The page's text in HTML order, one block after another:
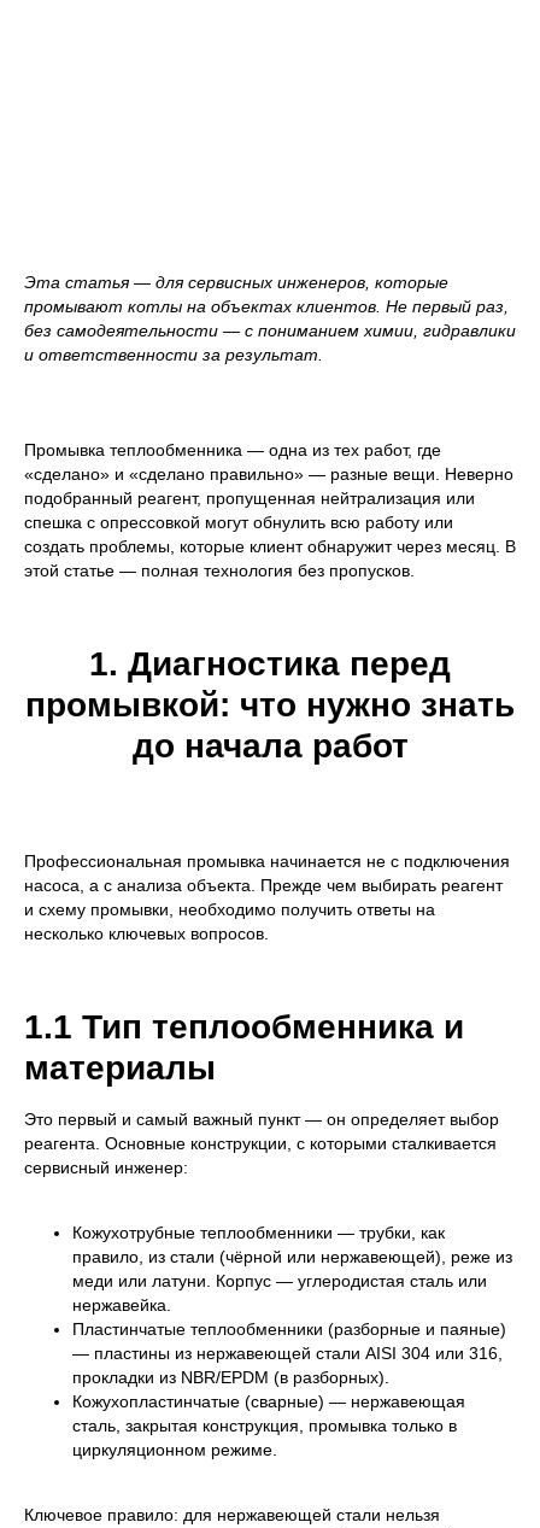
Эта статья — для сервисных инженеров, которые
промывают котлы на объектах клиентов. Не первый раз,
без самодеятельности — с пониманием химии, гидравлики
и ответственности за результат.
Промывка теплообменника — одна из тех работ, где
«сделано» и «сделано правильно» — разные вещи. Неверно
подобранный реагент, пропущенная нейтрализация или
спешка с опрессовкой могут обнулить всю работу или
создать проблемы, которые клиент обнаружит через месяц. В
этой статье — полная технология без пропусков.
1. Диагностика перед
промывкой: что нужно знать
до начала работ
Профессиональная промывка начинается не с подключения
насоса, а с анализа объекта. Прежде чем выбирать реагент
и схему промывки, необходимо получить ответы на
несколько ключевых вопросов.
1.1 Тип теплообменника и
материалы
Это первый и самый важный пункт — он определяет выбор
реагента. Основные конструкции, с которыми сталкивается
сервисный инженер:
Кожухотрубные теплообменники — трубки, как
правило, из стали (чёрной или нержавеющей), реже из
меди или латуни. Корпус — углеродистая сталь или
нержавейка.
Пластинчатые теплообменники (разборные и паяные)
— пластины из нержавеющей стали AISI 304 или 316,
прокладки из NBR/EPDM (в разборных).
Кожухопластинчатые (сварные) — нержавеющая
сталь, закрытая конструкция, промывка только в
циркуляционном режиме.
Ключевое правило: для нержавеющей стали нельзя